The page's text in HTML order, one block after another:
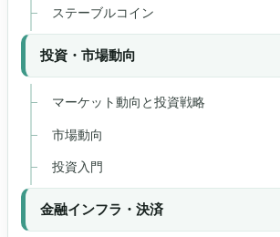
ステーブルコイン
投資・市場動向
マーケット動向と投資戦略
市場動向
投資入門
金融インフラ・決済